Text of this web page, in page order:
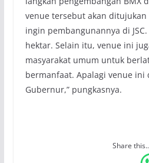
venue tersebut akan ditujukan
ingin pembangunannya di
hektar. Selain itu, venue ini
masyarakat umum untuk
bermanfaat. Apalagi venue ini
Gubernur,” pungkasnya.
Share